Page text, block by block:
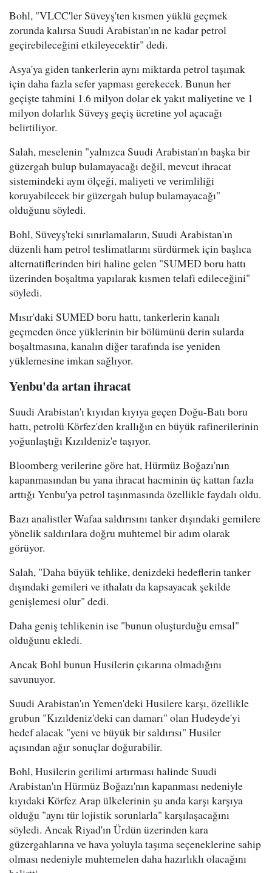
Bohl, "VLCC'ler Süveyş'ten kısmen yüklü geçmek
zorunda kalırsa Suudi Arabistan'ın ne kadar petrol
geçirebileceğini etkileyecektir" dedi.
Asya'ya giden tankerlerin aynı miktarda petrol taşımak
için daha fazla sefer yapması gerekecek. Bunun her
geçişte tahmini 1.6 milyon dolar ek yakıt maliyetine ve 1
milyon dolarlık Süveyş geçiş ücretine yol açacağı
belirtiliyor.
Salah, meselenin "yalnızca Suudi Arabistan'ın başka bir
güzergah bulup bulamayacağı değil, mevcut ihracat
sistemindeki aynı ölçeği, maliyeti ve verimliliği
koruyabilecek bir güzergah bulup bulamayacağı"
olduğunu söyledi.
Bohl, Süveyş'teki sınırlamaların, Suudi Arabistan'ın
düzenli ham petrol teslimatlarını sürdürmek için başlıca
alternatiflerinden biri haline gelen "SUMED boru hattı
üzerinden boşaltma yapılarak kısmen telafi edileceğini"
söyledi.
Mısır'daki SUMED boru hattı, tankerlerin kanalı
geçmeden önce yüklerinin bir bölümünü derin sularda
boşaltmasına, kanalın diğer tarafında ise yeniden
yüklemesine imkan sağlıyor.
Yenbu'da artan ihracat
Suudi Arabistan'ı kıyıdan kıyıya geçen Doğu-Batı boru
hattı, petrolü Körfez'den krallığın en büyük rafinerilerinin
yoğunlaştığı Kızıldeniz'e taşıyor.
Bloomberg verilerine göre hat, Hürmüz Boğazı'nın
kapanmasından bu yana ihracat hacminin üç kattan fazla
arttığı Yenbu'ya petrol taşınmasında özellikle faydalı oldu.
Bazı analistler Wafaa saldırısını tanker dışındaki gemilere
yönelik saldırılara doğru muhtemel bir adım olarak
görüyor.
Salah, "Daha büyük tehlike, denizdeki hedeflerin tanker
dışındaki gemileri ve ithalatı da kapsayacak şekilde
genişlemesi olur" dedi.
Daha geniş tehlikenin ise "bunun oluşturduğu emsal"
olduğunu ekledi.
Ancak Bohl bunun Husilerin çıkarına olmadığını
savunuyor.
Suudi Arabistan'ın Yemen'deki Husilere karşı, özellikle
grubun "Kızıldeniz'deki can damarı" olan Hudeyde'yi
hedef alacak "yeni ve büyük bir saldırısı" Husiler
açısından ağır sonuçlar doğurabilir.
Bohl, Husilerin gerilimi artırması halinde Suudi
Arabistan'ın Hürmüz Boğazı'nın kapanması nedeniyle
kıyıdaki Körfez Arap ülkelerinin şu anda karşı karşıya
olduğu "aynı tür lojistik sorunlarla" karşılaşacağını
söyledi. Ancak Riyad'ın Ürdün üzerinden kara
güzergahlarına ve hava yoluyla taşıma seçeneklerine sahip
olması nedeniyle muhtemelen daha hazırlıklı olacağını